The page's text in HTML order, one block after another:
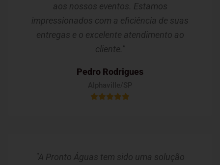
aos nossos eventos. Estamos
impressionados com a eficiência de suas
entregas e o excelente atendimento ao
cliente."
Pedro Rodrigues
"A Pronto Águas tem sido uma solução